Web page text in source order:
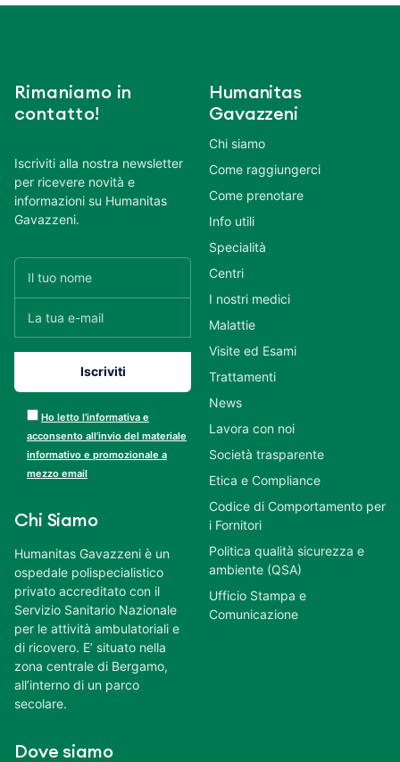
Rimaniamo in
contatto!
Iscriviti alla nostra newsletter
per ricevere novità e
informazioni su Humanitas
Gavazzeni.
Ho letto l’informativa e
acconsento all’invio del materiale
informativo e promozionale a
mezzo email
Chi Siamo
Humanitas Gavazzeni è un
ospedale polispecialistico
privato accreditato con il
Servizio Sanitario Nazionale
per le attività ambulatoriali e
di ricovero. E’ situato nella
zona centrale di Bergamo,
all’interno di un parco
secolare.
Dove siamo
Humanitas
Gavazzeni
Chi siamo
Come raggiungerci
Come prenotare
Info utili
Specialità
Centri
I nostri medici
Malattie
Visite ed Esami
Trattamenti
News
Lavora con noi
Società trasparente
Etica e Compliance
Codice di Comportamento per
i Fornitori
Politica qualità sicurezza e
ambiente (QSA)
Ufficio Stampa e
Comunicazione